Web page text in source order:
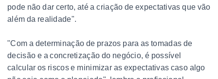
pode não dar certo, até a criação de expectativas que vão
além da realidade".
"Com a determinação de prazos para as tomadas de
decisão e a concretização do negócio, é possível
calcular os riscos e minimizar as expectativas caso algo